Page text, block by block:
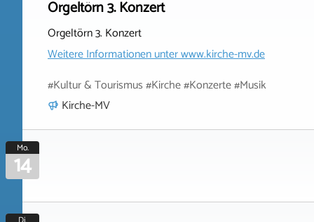
Orgeltörn 3. Konzert
Orgeltörn 3. Konzert
Weitere Informationen unterwww.kirche-mv.de
#Kultur & Tourismus #Kirche #Konzerte #Musik
Kirche-MV
Mo.
14